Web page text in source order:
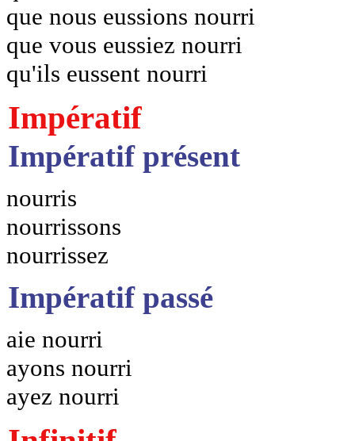
que nous eussions nourri
que vous eussiez nourri
qu'ils eussent nourri
Impératif
Impératif présent
nourris
nourrissons
nourrissez
Impératif passé
aie nourri
ayons nourri
ayez nourri